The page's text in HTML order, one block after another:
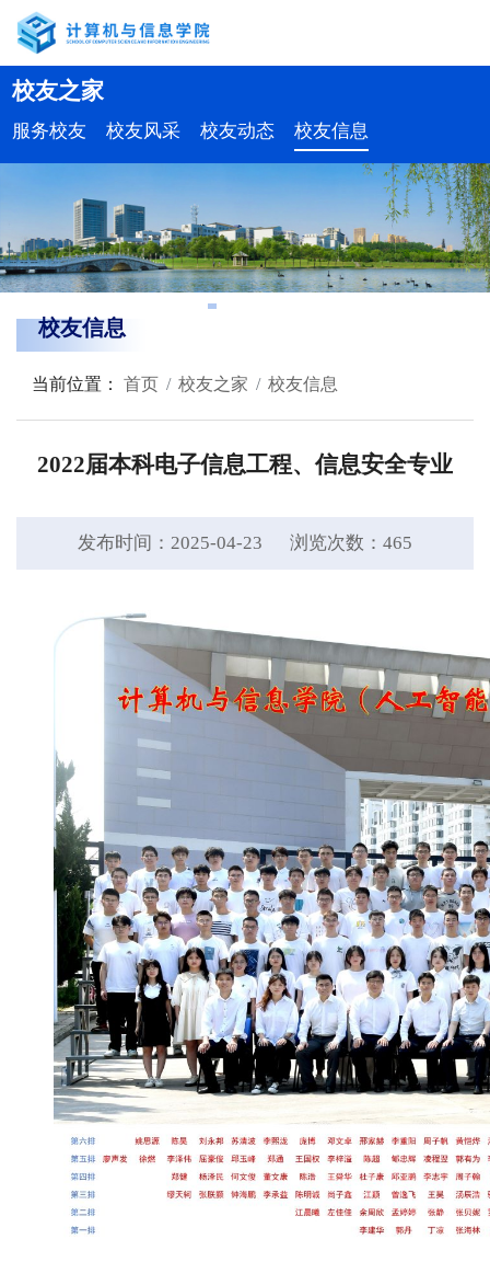
校友之家
服务校友 校友风采 校友动态 校友信息
校友信息
当前位置： 首页 校友之家 校友信息
2022届本科电子信息工程、信息安全专业
发布时间：2025-04-23 浏览次数： 465